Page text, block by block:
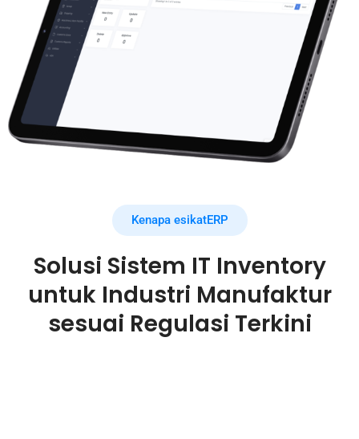
Kenapa esikatERP
Solusi Sistem IT Inventory
untuk Industri Manufaktur
sesuai Regulasi Terkini